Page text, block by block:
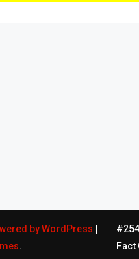
by WordPress
.
Fact